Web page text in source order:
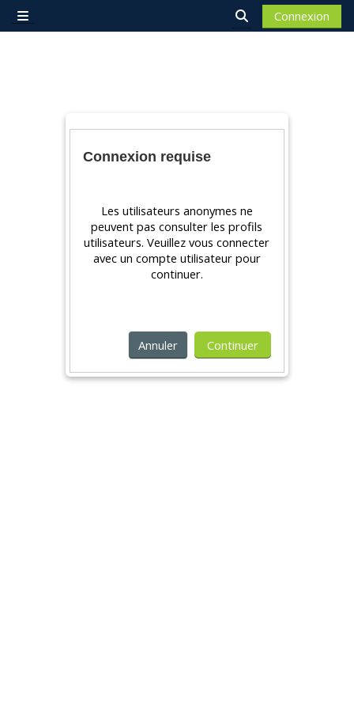
Passer au contenu principal
Panneau latéral
Activer/désactiver
Connexion
Connexion requise
Les utilisateurs anonymes ne
peuvent pas consulter les profils
utilisateurs. Veuillez vous connecter
avec un compte utilisateur pour
continuer.
Annuler Continuer